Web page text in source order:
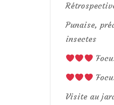
Punaise,
insectes
Visite au